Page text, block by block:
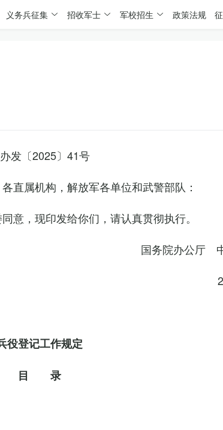
义务兵征集 招收军士 军校招生 政策法规
发〔2025〕41号
直属机构，解放军各单位和武警部队：
意，现印发给你们，请认真贯彻执行。
国务院办公厅
役登记工作规定
目 录